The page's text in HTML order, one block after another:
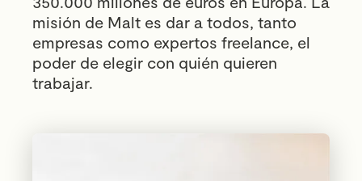
misión de Malt es dar a todos, tanto
empresas como expertos freelance, el
poder de elegir con quién quieren
trabajar.